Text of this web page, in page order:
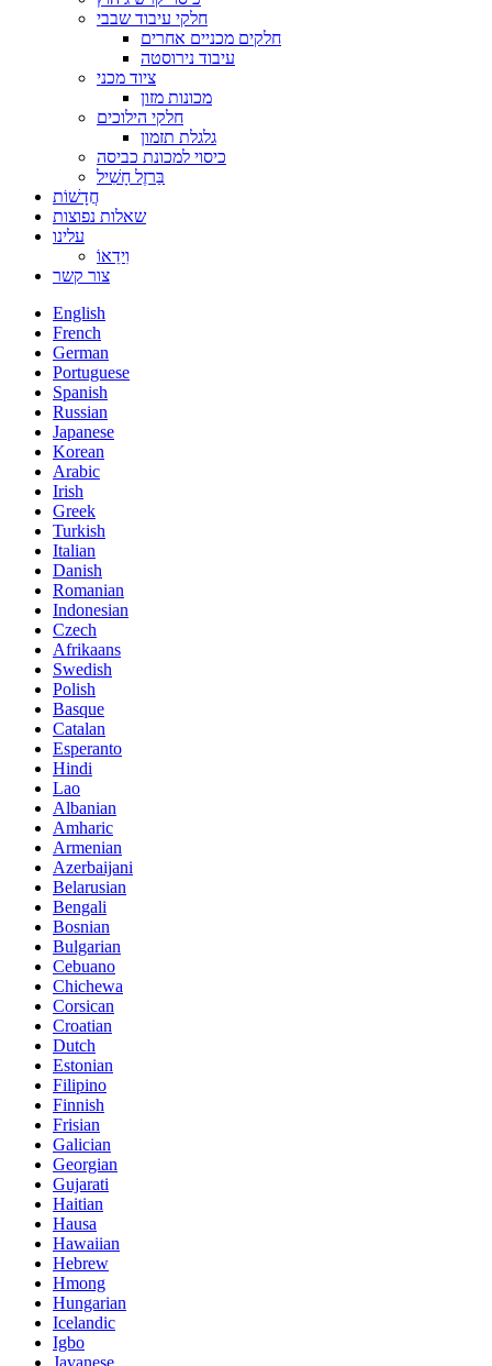
חלקי עיבוד שבבי
חלקים מכניים אחרים
עיבוד נירוסטה
ציוד מכני
מכונות מזון
חלקי הילוכים
גלגלת תזמון
כיסוי למכונת כביסה
בַּרזֶל חָשִׁיל
חֲדָשׁוֹת
שאלות נפוצות
עלינו
וִידֵאוֹ
צור קשר
English
French
German
Portuguese
Spanish
Russian
Japanese
Korean
Arabic
Irish
Greek
Turkish
Italian
Danish
Romanian
Indonesian
Czech
Afrikaans
Swedish
Polish
Basque
Catalan
Esperanto
Hindi
Lao
Albanian
Amharic
Armenian
Azerbaijani
Belarusian
Bengali
Bosnian
Bulgarian
Cebuano
Chichewa
Corsican
Croatian
Dutch
Estonian
Filipino
Finnish
Frisian
Galician
Georgian
Gujarati
Haitian
Hausa
Hawaiian
Hebrew
Hmong
Hungarian
Icelandic
Igbo